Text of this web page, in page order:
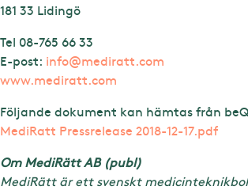
181 33 Lidingö
Tel 08-765 66 33
E-post: info@mediratt.com
www.mediratt.com
Följande dokument kan hämtas från
MediRatt Pressrelease 2018-12-17.pdf
Om MediRätt AB (publ)
MediRätt är ett svenskt